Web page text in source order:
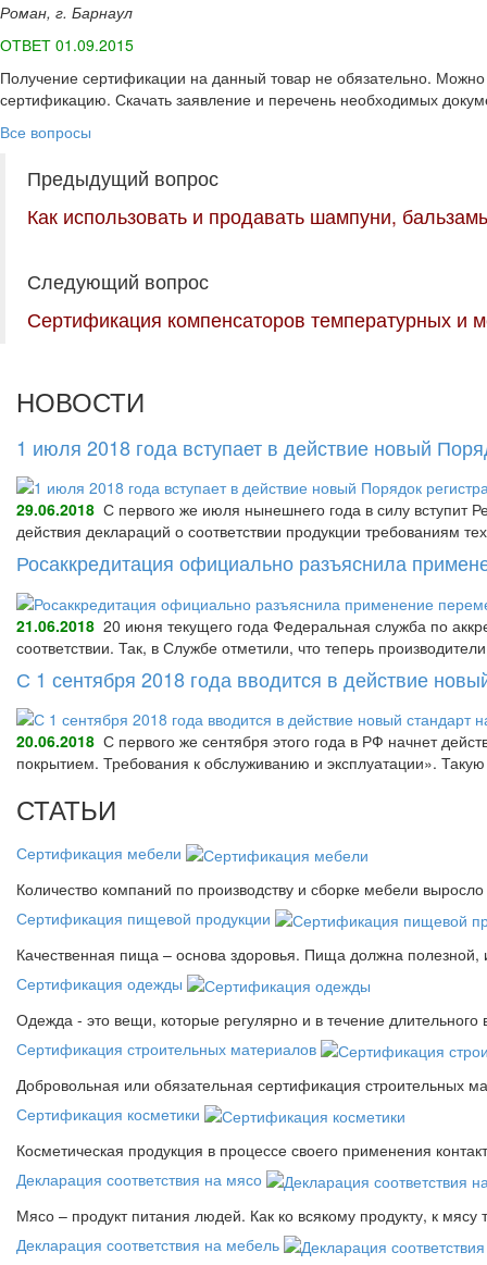
Роман, г. Барнаул
ОТВЕТ 01.09.2015
Получение сертификации на данный товар не обязательно.
сертификацию. Скачать заявление и перечень необходимых
Все вопросы
Предыдущий вопрос
Как использовать и продавать шампуни,
Следующий вопрос
Сертификация компенсаторов температурных и
НОВОСТИ
1 июля 2018 года вступает в действие новый
29.06.2018 С первого же июля нынешнего года в силу вступит
действия деклараций о соответствии продукции требованиям
Росаккредитация официально разъяснила
21.06.2018 20 июня текущего года Федеральная служба по
соответствии. Так, в Службе отметили, что теперь
С 1 сентября 2018 года вводится в действие
20.06.2018 С первого же сентября этого года в РФ начнет
покрытием. Требования к обслуживанию и эксплуатации».
СТАТЬИ
Сертификация мебели
Количество компаний по производству и сборке мебели
Сертификация пищевой продукции
Качественная пища – основа здоровья. Пища должна
Сертификация одежды
Одежда - это вещи, которые регулярно и в течение
Сертификация строительных материалов
Добровольная или обязательная сертификация строительных
Сертификация косметики
Косметическая продукция в процессе своего применения
Декларация соответствия на мясо
Мясо – продукт питания людей. Как ко всякому продукту, к мясу
Декларация соответствия на мебель